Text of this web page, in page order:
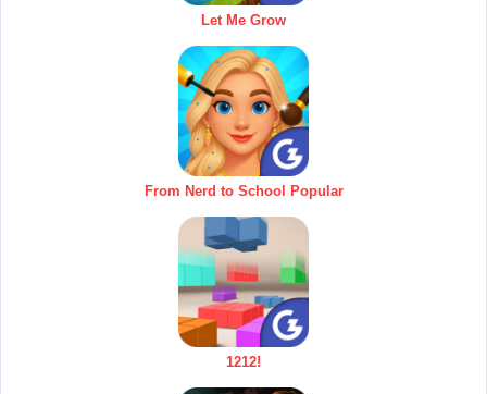
Let Me Grow
From Nerd to School Popular
1212!